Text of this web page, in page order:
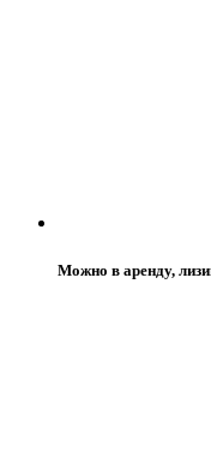
Можно в аренду,